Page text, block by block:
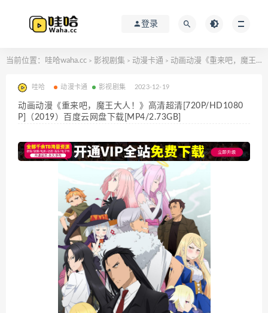
登录
当前位置： 哇哈waha.cc > 影视剧集 > 动漫卡通 > 动画动漫《重来吧，魔王大人！》高清超清[720P/HD1080P]（2019）百度云网盘下载[MP4/2.73GB]
哇哈 动漫卡通 影视剧集 2023-12-19
动画动漫《重来吧，魔王大人！》高清超清[720P/HD1080
P]（2019）百度云网盘下载[MP4/2.73GB]